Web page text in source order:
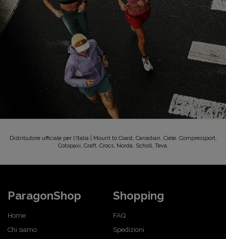
Distributore ufficiale per l'Italia | Mount to Coast, Canadian, Ciele, Compressport,
Cotopaxi, Craft, Crocs, Norda, Scholl, Teva.
ParagonShop
Home
Chi siamo
Shopping
FAQ
Spedizioni